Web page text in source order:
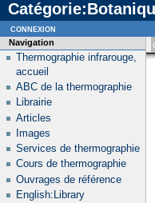
Navigation
Thermographie infrarouge,
accueil
ABC de la thermographie
Librairie
Articles
Images
Services de thermographie
Cours de thermographie
Ouvrages de référence
English:Library
connexion